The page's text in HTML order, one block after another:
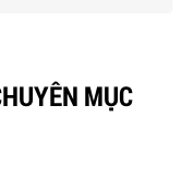
MỤC